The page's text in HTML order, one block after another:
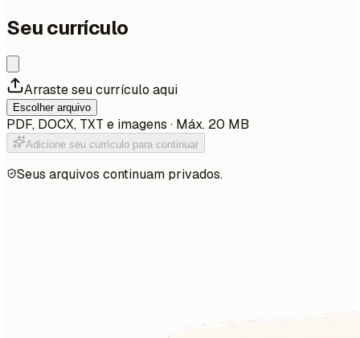
Seu currículo
Arraste seu currículo aqui
Escolher arquivo
PDF, DOCX, TXT e imagens · Máx. 20 MB
Adicione seu currículo para continuar
Seus arquivos continuam privados.